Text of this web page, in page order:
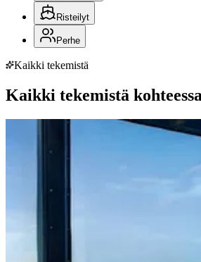
Risteilyt
Perhe
Kaikki tekemistä
Kaikki tekemistä